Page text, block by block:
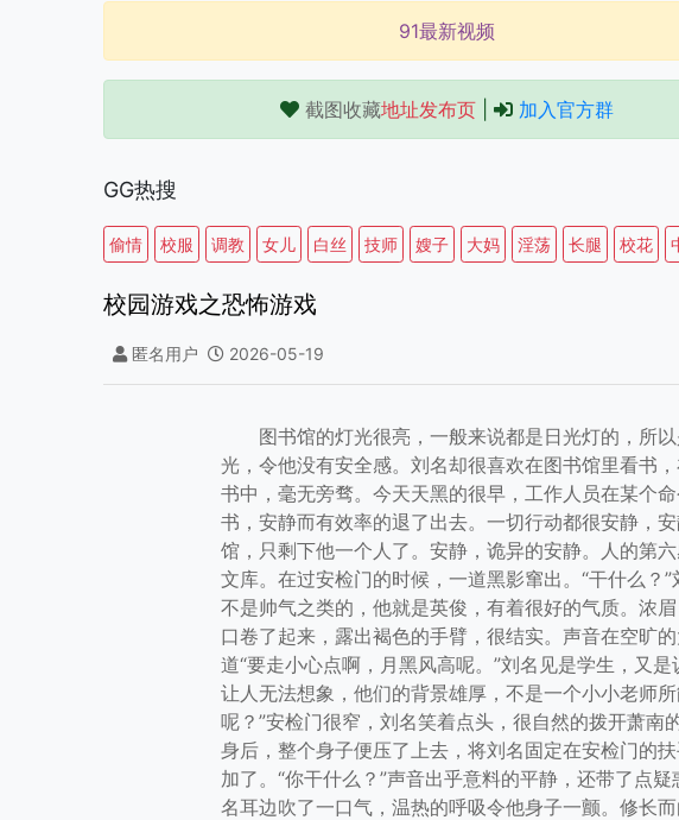
91最新视频
截图收藏地址发布页 加入官方群
GG热搜
偷情 校服 调教 女儿 白丝 技师 嫂子 大妈 淫荡 长腿 校花
校园游戏之恐怖游戏
匿名用户 2026-05-19
图书馆的灯光很亮，一般来说都是日光灯的，所以
光，令他没有安全感。刘名却很喜欢在图书馆里看书
书中，毫无旁骛。今天天黑的很早，工作人员在某个
书，安静而有效率的退了出去。一切行动都很安静，
馆，只剩下他一个人了。安静，诡异的安静。人的第
文库。在过安检门的时候，一道黑影窜出。“干什么？
不是帅气之类的，他就是英俊，有着很好的气质。浓
口卷了起来，露出褐色的手臂，很结实。声音在空旷
道“要走小心点啊，月黑风高呢。”刘名见是学生，又
让人无法想象，他们的背景雄厚，不是一个小小老师
呢？”安检门很窄，刘名笑着点头，很自然的拨开萧
身后，整个身子便压了上去，将刘名固定在安检门的
加了。“你干什么？”声音出乎意料的平静，还带了点
名耳边吹了一口气，温热的呼吸令他身子一颤。修长